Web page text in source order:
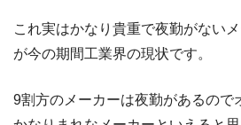
これ実はかなり貴重で夜勤がない
が今の期間工業界の現状です。
9割方のメーカーは夜勤があるので